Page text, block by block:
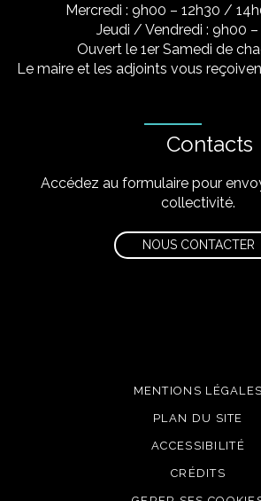
Mercredi : 9h00 – 12h30 /
Jeudi / Vendredi : 9h00 –
Ouvert le 1er Samedi de
Le maire et les adjoints vous
Contacts
Accédez au formulaire pour
collectivité.
NOUS CONTACTER
MENTIONS LÉGALES
PLAN DU SITE
ACCESSIBILITÉ
CRÉDITS